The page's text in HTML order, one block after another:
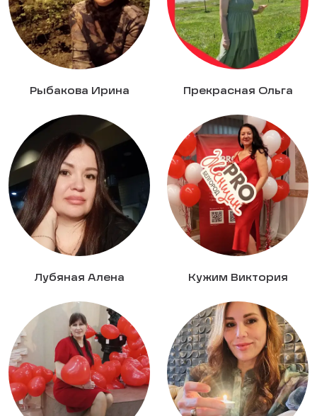
Рыбакова Ирина Прекрасная Ольга
Лубяная Алена Кужим Виктория